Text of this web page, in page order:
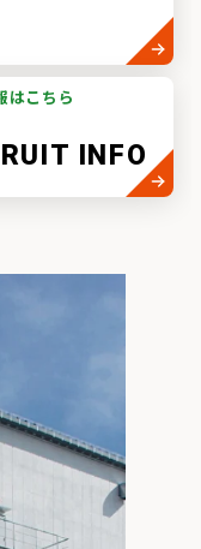
はこちら
INFO